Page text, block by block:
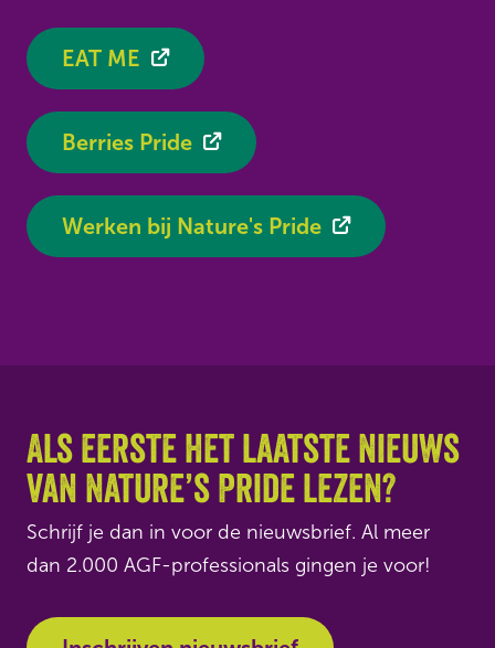
EAT ME
Berries Pride
Werken bij Nature's Pride
Als eerste het laatste nieuws
van Nature’s Pride lezen?
Schrijf je dan in voor de nieuwsbrief. Al meer
dan 2.000 AGF-professionals gingen je voor!